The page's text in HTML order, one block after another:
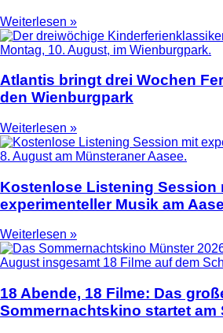
Weiterlesen »
Atlantis bringt drei Wochen
den Wienburgpark
Weiterlesen »
Kostenlose Listening Session
experimenteller Musik am
Weiterlesen »
18 Abende, 18 Filme: Das
Sommernachtskino startet am